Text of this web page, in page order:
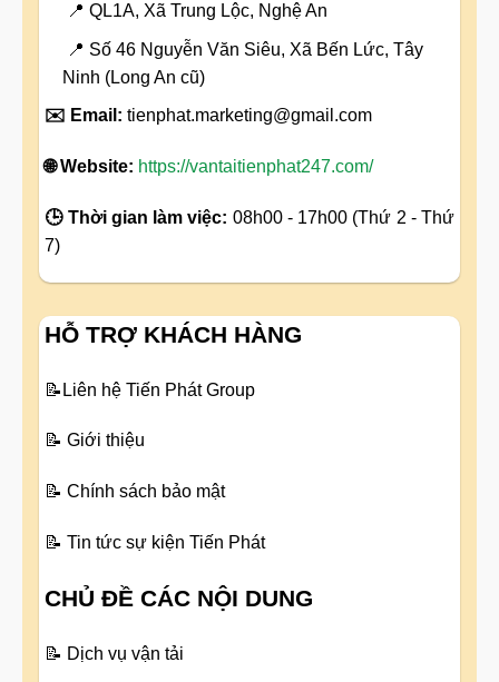
📍 QL1A, Xã Trung Lộc, Nghệ An
📍 Số 46 Nguyễn Văn Siêu, Xã Bến Lức, Tây
Ninh (Long An cũ)
✉️ Email: tienphat.marketing@gmail.com
🌐 Website: https://vantaitienphat247.com/
🕒 Thời gian làm việc: 08h00 - 17h00 (Thứ 2 - Thứ
7)
HỖ TRỢ KHÁCH HÀNG
📝 Liên hệ Tiến Phát Group
📝 Giới thiệu
📝 Chính sách bảo mật
📝 Tin tức sự kiện Tiến Phát
CHỦ ĐỀ CÁC NỘI DUNG
📝 Dịch vụ vận tải